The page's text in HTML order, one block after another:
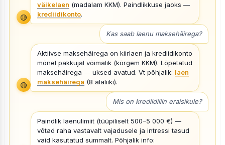
🟡
väikelaen (madalam KKM). Paindlikkuse jaoks —
krediidikonto.
Kas saab laenu maksehäirega?
🟡
Aktiivse maksehäirega on kiirlaen ja krediidikonto
mõnel pakkujal võimalik (kõrgem KKM). Lõpetatud
maksehäirega — uksed avatud. Vt põhjalik: laen
maksehäirega (8 alaliiki).
Mis on krediidiliin eraisikule?
Paindlik laenulimiit (tüüpiliselt 500–5 000 €) —
võtad raha vastavalt vajadusele ja intressi tasud
vaid kasutatud summalt. Põhjalik info: